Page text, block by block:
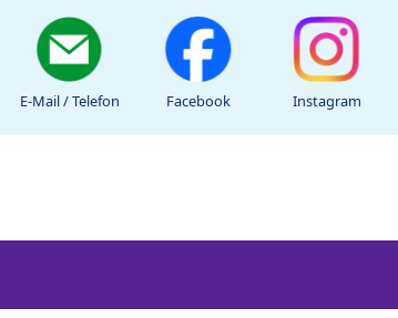
E-Mail / Telefon Facebook Instagram